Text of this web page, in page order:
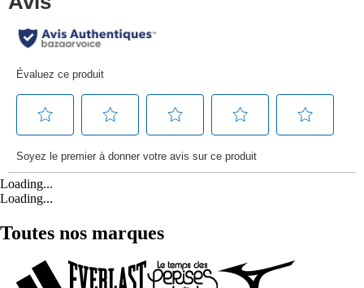
Loading...
Loading...
Toutes nos marques